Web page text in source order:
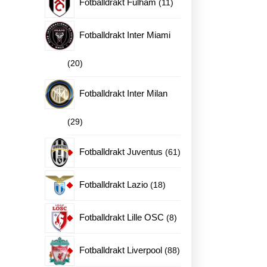
Fotballdrakt Fulham 11
Fotballdrakt Inter Miami
2020
produkter
Fotballdrakt Inter Milan
2929
produkter
Fotballdrakt Juventus 6161
Fotballdrakt Lazio 1818
Fotballdrakt Lille OSC 88
Fotballdrakt Liverpool 8888